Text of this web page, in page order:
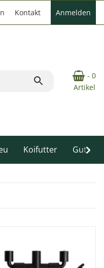
Kontakt Anmelden
- 0
Artikel
Koifutter